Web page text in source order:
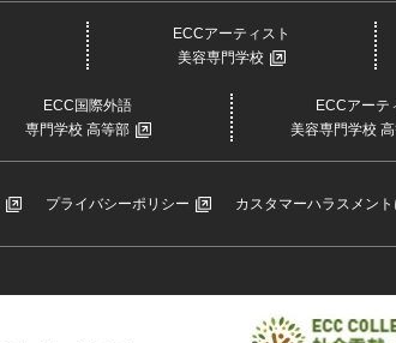
ECCアーティスト
美容専門学校
ECC国際外語
専門学校 高等部
ECCアーテ
美容専門学校
プライバシーポリシー カスタマーハラスメン